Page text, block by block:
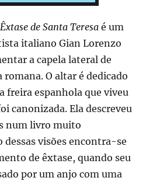
de Santa Teresa é um
italiano Gian Lorenzo
a capela lateral de
romana. O altar é dedicado
freira espanhola que viveu
canonizada. Ela descreveu
num livro muito
dessas visões encontra-se
de êxtase, quando seu
por um anjo com uma